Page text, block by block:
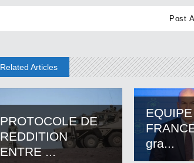
Related Articles
PROTOCOLE DE
REDDITION
ENTRE ...
gra...